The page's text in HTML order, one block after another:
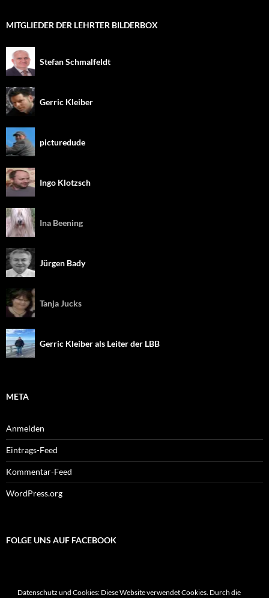
MITGLIEDER DER LEHRTER BILDERBOX
Stefan Schmalfeldt
Gerric Kleiber
picturedude
Ingo Klotzsch
Ina Beening
Jürgen Bady
Tanja Jucks
Gerric Kleiber als Leiter der LBB
META
Anmelden
Eintrags-Feed
Kommentar-Feed
WordPress.org
FOLGE UNS AUF FACEBOOK
Datenschutz und Cookies: Diese Website verwendet Cookies. Durch die